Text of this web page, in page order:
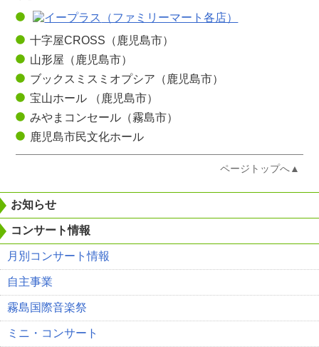
（ファミリーマート各店）
十字屋CROSS（鹿児島市）
山形屋（鹿児島市）
ブックスミスミオプシア（鹿児島市）
宝山ホール （鹿児島市）
みやまコンセール（霧島市）
鹿児島市民文化ホール
ページトップへ▲
お知らせ
コンサート情報
月別コンサート情報
自主事業
霧島国際音楽祭
ミニ・コンサート